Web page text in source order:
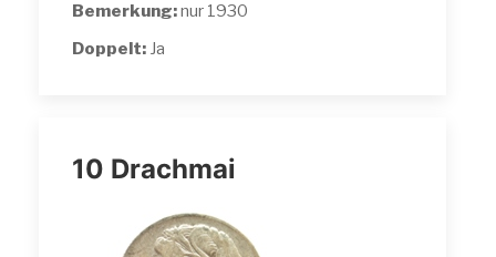
Bemerkung:nur 1930
Doppelt: Ja
10 Drachmai